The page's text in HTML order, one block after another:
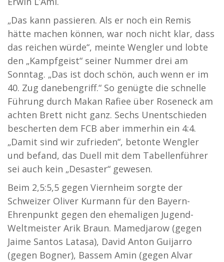
„Das kann passieren. Als er noch ein Remis
hätte machen können, war noch nicht klar, dass
das reichen würde“, meinte Wengler und lobte
den „Kampfgeist“ seiner Nummer drei am
Sonntag. „Das ist doch schön, auch wenn er im
40. Zug danebengriff.“ So genügte die schnelle
Führung durch Makan Rafiee über Roseneck am
achten Brett nicht ganz. Sechs Unentschieden
bescherten dem FCB aber immerhin ein 4:4.
„Damit sind wir zufrieden“, betonte Wengler
und befand, das Duell mit dem Tabellenführer
sei auch kein „Desaster“ gewesen.
Beim 2,5:5,5 gegen Viernheim sorgte der
Schweizer Oliver Kurmann für den Bayern-
Ehrenpunkt gegen den ehemaligen Jugend-
Weltmeister Arik Braun. Mamedjarow (gegen
Jaime Santos Latasa), David Anton Guijarro
(gegen Bogner), Bassem Amin (gegen Alvar